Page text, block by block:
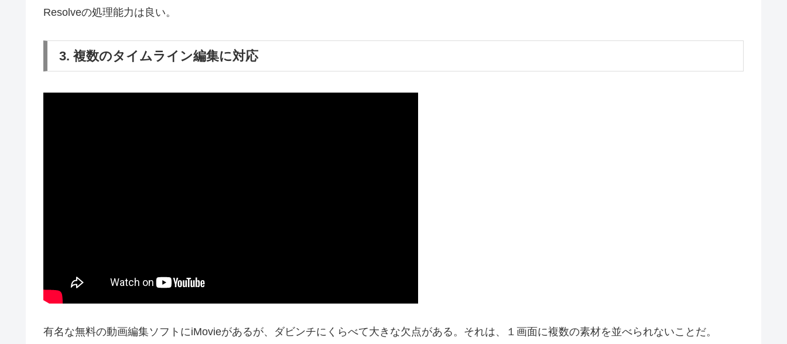
Resolveの処理能力は良い。
3. 複数のタイムライン編集に対応
有名な無料の動画編集ソフトにiMovieがあるが、ダビンチにくらべて大きな欠点がある。それは、１画面に複数の素材を並べられないことだ。